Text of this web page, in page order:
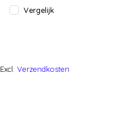
Vergelijk
Excl. Verzendkosten